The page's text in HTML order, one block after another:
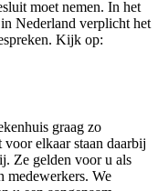
moet nemen. In het
Nederland verplicht het
Kijk op:
graag zo
elkaar staan daarbij
Ze gelden voor u als
medewerkers. We